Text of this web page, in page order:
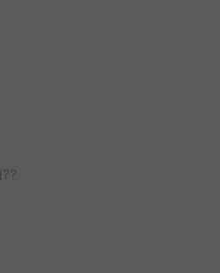
??